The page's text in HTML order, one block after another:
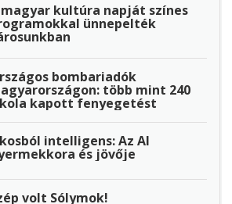
kultúra napját színes
ünnepelték
bombariadók
több mint 240
kapott fenyegetést
intelligens: Az AI
és jövője
volt Sólymok!